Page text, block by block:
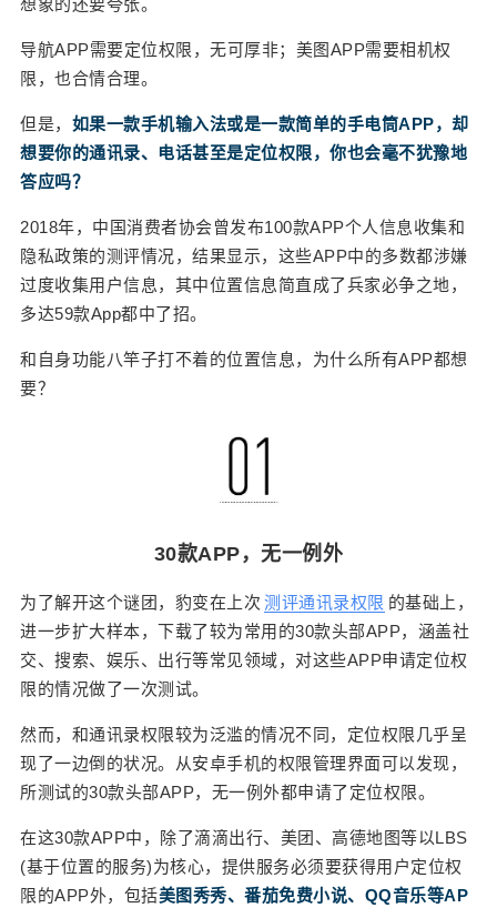
导航APP需要定位权限，无可厚非；美图APP需要相机权
限，也合情合理。
但是， 如果一款手机输入法或是一款简单的手电筒APP，却
想要你的通讯录、电话甚至是定位权限，你也会毫不犹豫地
答应吗？
2018年，中国消费者协会曾发布100款APP个人信息收集和
隐私政策的测评情况，结果显示，这些APP中的多数都涉嫌
过度收集用户信息，其中位置信息简直成了兵家必争之地，
多达59款App都中了招。
和自身功能八竿子打不着的位置信息，为什么所有APP都想
要？
30款APP，无一例外
为了解开这个谜团，豹变在上次 测评通讯录权限 的基础上，
进一步扩大样本，下载了较为常用的30款头部APP，涵盖社
交、搜索、娱乐、出行等常见领域，对这些APP申请定位权
限的情况做了一次测试。
然而，和通讯录权限较为泛滥的情况不同，定位权限几乎呈
现了一边倒的状况。从安卓手机的权限管理界面可以发现，
所测试的30款头部APP，无一例外都申请了定位权限。
在这30款APP中，除了滴滴出行、美团、高德地图等以LBS
(基于位置的服务)为核心，提供服务必须要获得用户定位权
限的APP外，包括美图秀秀、番茄免费小说、QQ音乐等AP
位权限。 在这30款APP中，除了滴滴出行、美团、
务必须要获得用户定位权限的APP外，包括美图秀
秀、番茄免费小说、QQ音乐等APP在内，居然也都
申请了定位权限。 拿字节跳动旗下的番茄免费小说
为例。 用安卓手机下载番茄免费小说APP，首次打
开后，APP会第一时间向你发送一个“个人信息保护
正确的选择通常只有一个，一旦选择“不同意”，APP
将很可能拒绝服务。 在番茄免费小说给出的“个人信
息保护指引”界面，可以看到，APP申请的权限不仅
包括“收集、使用设备标识信息”、相册（储存）权
请位置权限的理由，番茄免费小说给出的说法是“用
于丰富推信息推荐维度”，并且进一步解释，“城市位
关信息，不会收集精确位置信息。” 但事实好像并非
现，在关于手机的“位置信息”的权限下面，该APP申
了“访问确切位置信息”——这一点，在此次测试的3
0款APP中，同样无一例外。 用户只是单纯想看个
网络小说而已，难道还非得推荐同城作家的作品不
成？喜马拉雅还真的就借了这个幌子。 “获取您所在
地附近的资讯和所在地相关音视频内容和相关电影
周边观影场所推荐、经常访问地周边的点餐和其他
本地生活服务推荐信息。”隐私政策中，真正透露出
喜马拉雅心思的，是这句话的后半句——为本地生
活广告所必要的位置信息服务。 类似的还有知乎。
进入“个人信息保护指引”，在关于“位置功能”的解释
中，知乎是这样说的： “当您开启与位置有关的功
能，例如发布带有位置信息的内容，我们在您开启